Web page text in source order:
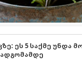
ეს 5 საქმე უნდა